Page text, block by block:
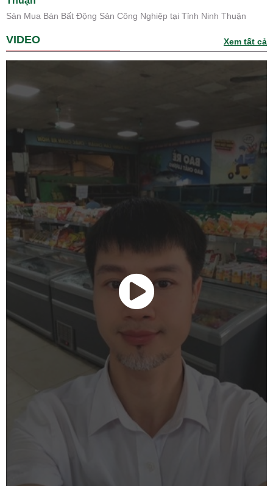
Sàn Mua Bán Bất Động Sản Công Nghiệp tại Tỉnh Ninh Thuận
VIDEO Xem tất cả